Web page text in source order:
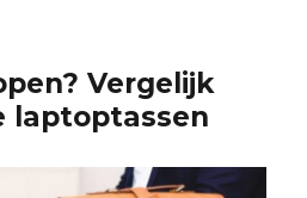
Vergelijk
laptoptassen